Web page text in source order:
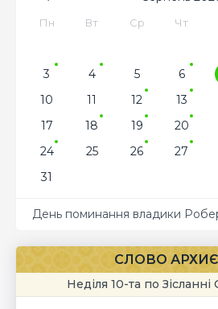
Пн Вт Ср Чт
3
4 5 6
10
11 12 13
17
18 19 20
24
25 26 27
31
День поминання владики
СЛОВО
Неділя 10-та по Зісланні